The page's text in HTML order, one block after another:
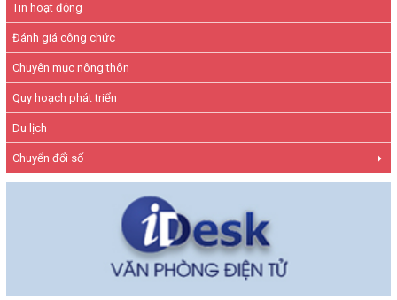
Tin hoạt động
Đánh giá công chức
Chuyên mục nông thôn
Quy hoạch phát triển
Du lịch
Chuyển đổi số